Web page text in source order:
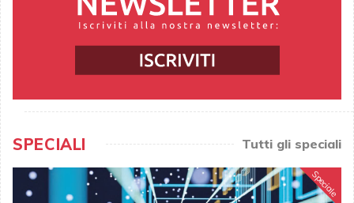
SPECIALI Tutti gli speciali
Speciale